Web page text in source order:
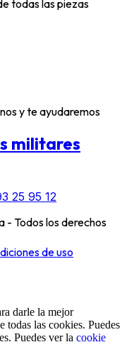
todas las piezas
y te ayudaremos
militares
25 95 12
- Todos los derechos
de uso
darle la mejor
todas las cookies. Puedes
Puedes ver la cookie